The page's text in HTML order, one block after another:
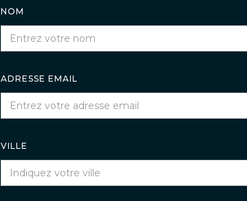
NOM
ADRESSE EMAIL
VILLE